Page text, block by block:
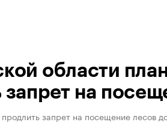
области
запрет на
запрет на посещение лесов